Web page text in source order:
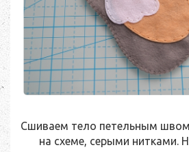
Сшиваем тело петельным
на схеме, серыми нитками.